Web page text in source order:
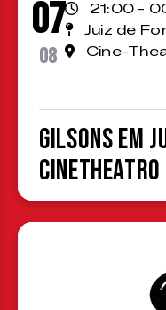
07
08
21:00 -
Juiz de
Cine-
Gilsons em